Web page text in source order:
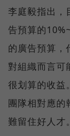
李庭毅指出，
告預算的
的廣告預算，
對組織而言可
很划算的收益
團隊相對應的
難留住好人才。